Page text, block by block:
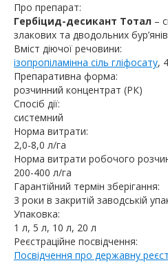
Про препарат:
Гербіцид-десикант Тотал –
злакових та дводольних
Вміст діючої речовини:
ізопропіламінна сіль гліфосату,
Препаративна форма:
розчинний концентрат (РК)
Спосіб дії:
системний
Норма витрати:
2,0-8,0 л/га
Норма витрати робочого
200-400 л/га
Гарантійний термін зберігання:
3 роки в закритій заводській
Упаковка:
1 л, 5 л, 10 л, 20 л
Реєстраційне посвідчення:
Посвідчення про державну